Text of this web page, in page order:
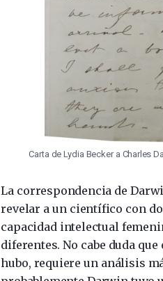
Carta de Lydia Becker a Charles
La correspondencia de
revelar a un científico con
capacidad intelectual
diferentes. No cabe duda
hubo, requiere un análisis